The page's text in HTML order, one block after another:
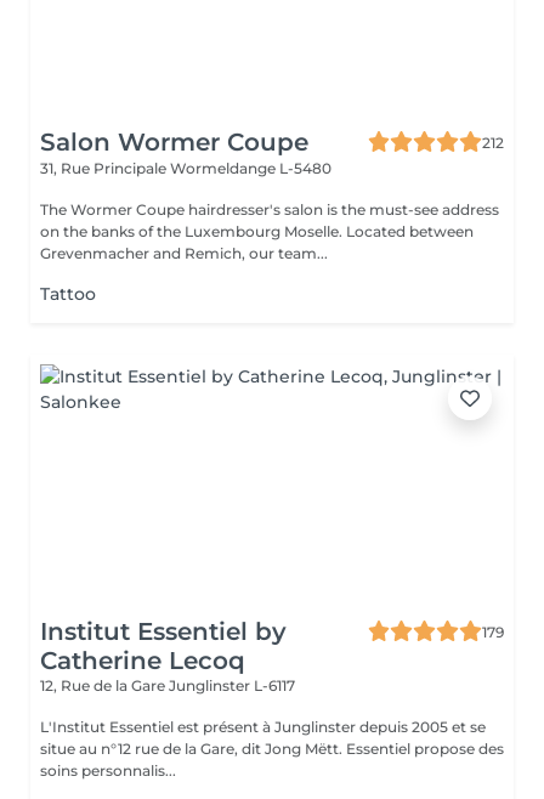
Salon Wormer Coupe
212
31, Rue Principale Wormeldange L-5480
The Wormer Coupe hairdresser's salon is the must-see address
on the banks of the Luxembourg Moselle. Located between
Grevenmacher and Remich, our team...
Tattoo
Institut Essentiel by
Catherine Lecoq
179
12, Rue de la Gare Junglinster L-6117
L'Institut Essentiel est présent à Junglinster depuis 2005 et se
situe au n°12 rue de la Gare, dit Jong Mëtt. Essentiel propose des
soins personnalis...